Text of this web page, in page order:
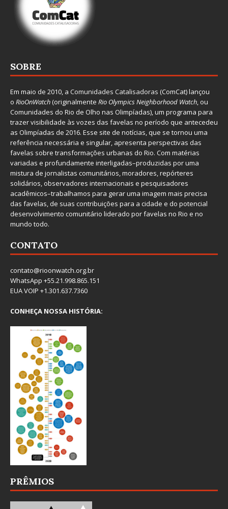
SOBRE
Em maio de 2010, a Comunidades Catalisadoras (ComCat) lançou
o RioOnWatch(originalmente Rio Olympics Neighborhood Watch, ou
Comunidades do Rio de Olho nas Olimpíadas), um programa para
trazer visibilidade às vozes das favelas no período que antecedeu
as Olimpíadas de 2016. Esse site de notícias, que se tornou uma
referência necessária e singular, apresenta perspectivas das
favelas sobre transformações urbanas do Rio. Com matérias
variadas e profundamente interligadas–produzidas por uma
mistura de jornalistas comunitários, moradores, repórteres
solidários, observadores internacionais e pesquisadores
acadêmicos–trabalhamos para gerar uma imagem mais precisa
das favelas, de suas contribuições para a cidade e do potencial
desenvolvimento comunitário liderado por favelas no Rio e no
mundo todo.
CONTATO
contato@rioonwatch.org.br
WhatsApp +55.21.998.865.151
EUA VOIP +1.301.637.7360
CONHEÇA NOSSA HISTÓRIA:
PRÊMIOS